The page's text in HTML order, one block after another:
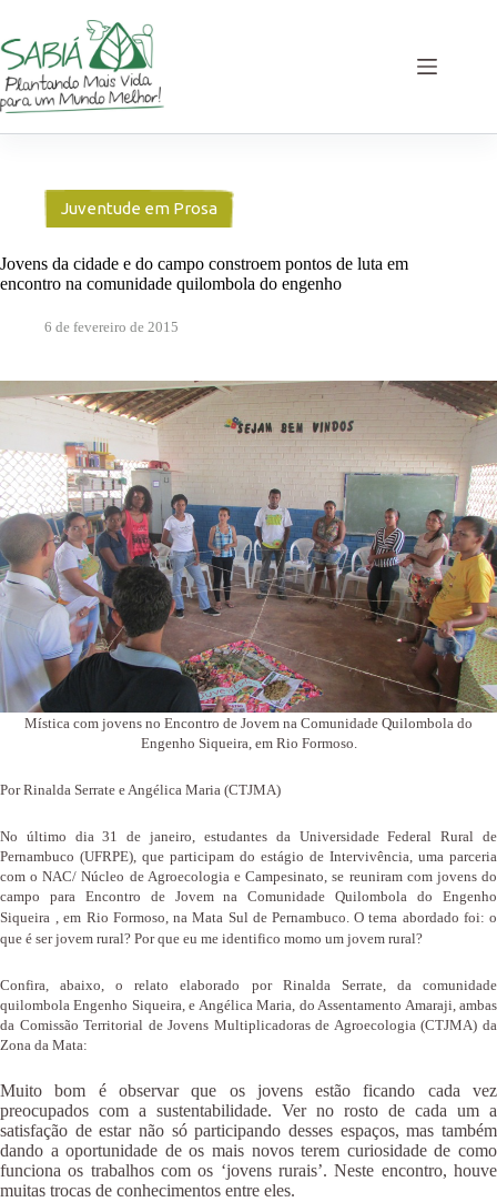
o
conteúdo
Juventude em Prosa
Jovens da cidade e do campo constroem pontos de luta em
encontro na comunidade quilombola do engenho
6 de fevereiro de 2015
Mística com jovens no Encontro de Jovem na Comunidade Quilombola do
Engenho Siqueira, em Rio Formoso.
Por Rinalda Serrate e Angélica Maria (CTJMA)
No último dia 31 de janeiro, estudantes da Universidade Federal Rural de
Pernambuco (UFRPE), que participam do estágio de Intervivência, uma parceria
com o NAC/ Núcleo de Agroecologia e Campesinato, se reuniram com jovens do
campo para Encontro de Jovem na Comunidade Quilombola do Engenho
Siqueira
, em Rio Formoso, na Mata Sul de Pernambuco. O tema abordado foi: o
que é ser jovem rural? Por que eu me identifico momo um jovem rural?
Confira, abaixo, o relato elaborado por Rinalda Serrate, da comunidade
quilombola Engenho Siqueira, e Angélica Maria, do Assentamento Amaraji, ambas
da Comissão Territorial de Jovens Multiplicadoras de Agroecologia (CTJMA) da
Zona da Mata:
Muito bom é observar que os jovens estão ficando cada vez
preocupados com a sustentabilidade. Ver no rosto de cada um a
satisfação de estar não só participando desses espaços, mas também
dando a oportunidade de os mais novos terem curiosidade de como
funciona os trabalhos com os ‘jovens rurais’. Neste encontro, houve
muitas trocas de conhecimentos entre eles.